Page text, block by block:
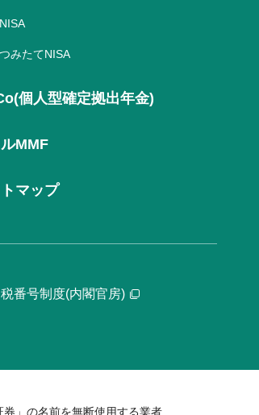
みたてNISA
個人型確定拠出年金)
MMF
マップ
番号制度(内閣官房)
券」の名前を無断使用する業者